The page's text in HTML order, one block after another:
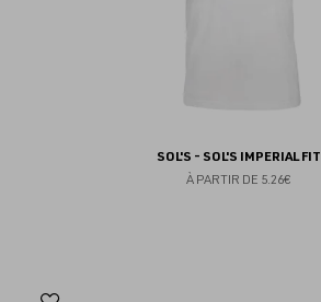
SOL'S - SOL'S IMPERIAL FIT
À PARTIR DE 5.26€